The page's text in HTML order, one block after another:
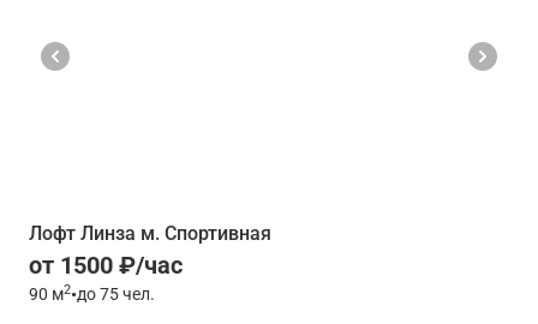
Лофт Линза м. Спортивная
от 1500 ₽/час
90 м2•до 75 чел.